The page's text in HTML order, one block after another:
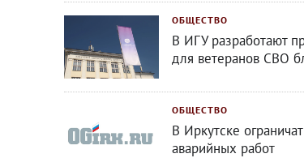
ОБЩЕСТВО
В ИГУ разработают
для ветеранов СВО
ОБЩЕСТВО
В Иркутске
аварийных работ